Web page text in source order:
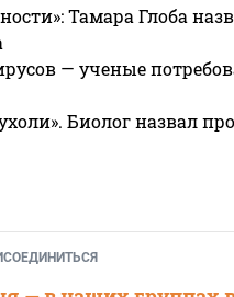
Тамара Глоба
— ученые
Биолог назвал